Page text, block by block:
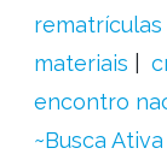
rematrículas
materiais
encontro
~Busca